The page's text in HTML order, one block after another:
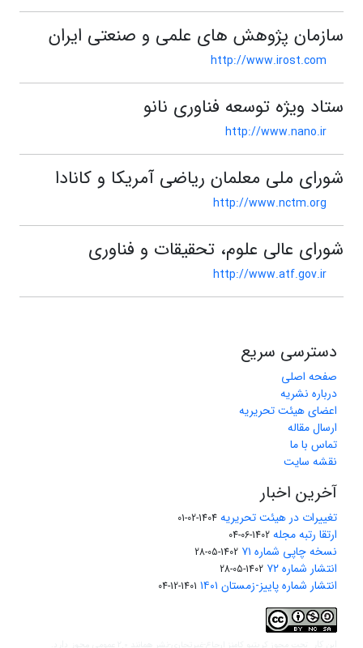
سازمان پژوهش های علمی و صنعتی ایران
http://www.irost.com
ستاد ویژه توسعه فناوری نانو
http://www.nano.ir
شورای ملی معلمان ریاضی آمریکا و کانادا
http://www.nctm.org
شورای عالی علوم، تحقیقات و فناوری
http://www.atf.gov.ir
دسترسی سریع
صفحه اصلی
درباره نشریه
اعضای هیئت تحریریه
ارسال مقاله
تماس با ما
نقشه سایت
آخرین اخبار
تغییرات در هیئت تحریریه 1404-02-01
ارتقا رتبه مجله 1402-06-04
نسخه چاپی شماره ۷۱ 1402-05-28
انتشار شماره ۷۲ 1402-05-28
انتشار شماره پاییز-زمستان ۱۴۰۱ 1401-12-04